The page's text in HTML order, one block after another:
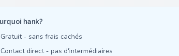
hank?
Gratuit - sans frais cachés
Contact direct - pas d'intermédiaires